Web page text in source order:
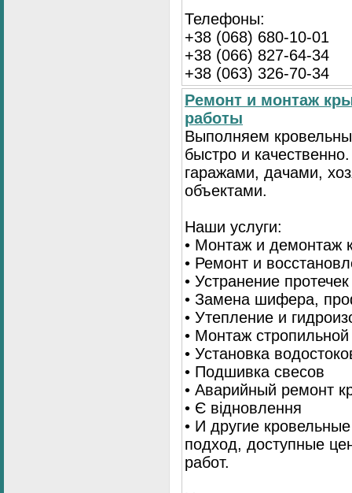
Телефоны:
+38 (068) 680-10-01
+38 (066) 827-64-34
+38 (063) 326-70-34
Ремонт и монтаж
работы
Выполняем
быстро и
гаражами, дачами,
объектами.
Наши услуги:
• Монтаж и демонтаж
• Ремонт и
• Устранение протечек
• Замена шифера,
• Утепление и
• Монтаж
• Установка
• Подшивка свесов
• Аварийный ремонт
• Є відновлення
• И другие
подход, доступные
работ.